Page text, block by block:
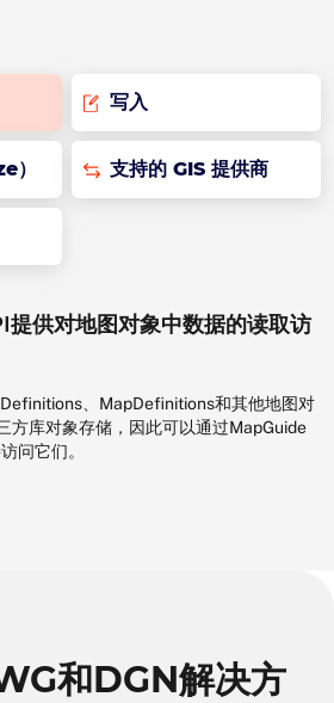
写入
） 支持的 GIS 提供商
供对地图对象中数据的读取访
、MapDefinitions和其他地图对
方库对象存储，因此可以通过MapGuide
问它们。
和DGN解决方